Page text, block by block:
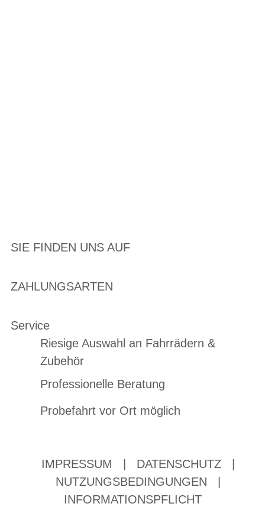
SIE FINDEN UNS AUF
ZAHLUNGSARTEN
Service
Riesige Auswahl an Fahrrädern &
Zubehör
Professionelle Beratung
Probefahrt vor Ort möglich
IMPRESSUM DATENSCHUTZ
NUTZUNGSBEDINGUNGEN
INFORMATIONSPFLICHT